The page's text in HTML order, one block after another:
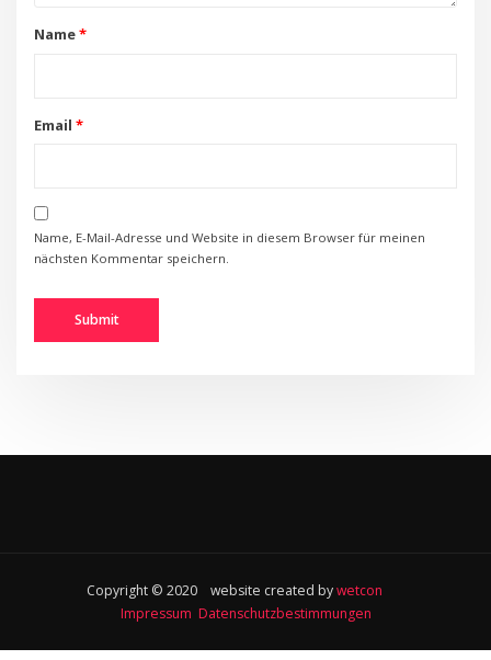
Name*
Email *
Name, E-Mail-Adresse und Website in diesem Browser für meinen
nächsten Kommentar speichern.
Copyright © 2020 website created bywetcon
Impressum Datenschutzbestimmungen